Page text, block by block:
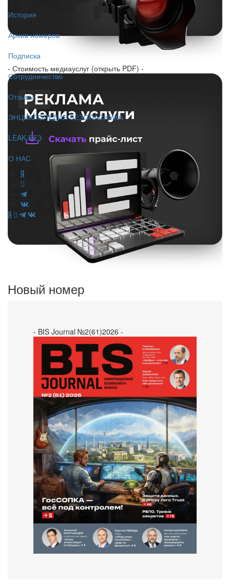
История
Архив номеров
Подписка
Сотрудничество
Отзывы
ЭНЦИКЛОПЕДИЯ БЕЗОПАСНИКА
LEAK-БЕЗ
О НАС
- Стоимость медиауслуг (открыть PDF) -
Новый номер
- BIS Journal №2(61)2026 -